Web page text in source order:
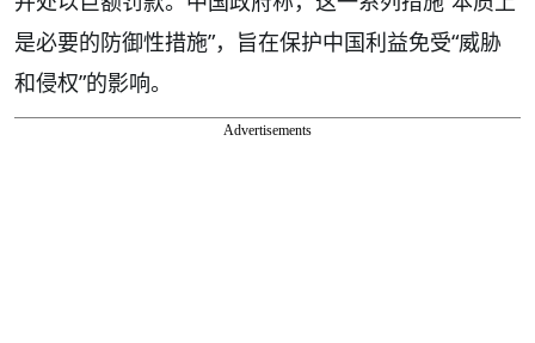
是必要的防御性措施”，旨在保护中国利益免受“威胁
和侵权”的影响。
Advertisements